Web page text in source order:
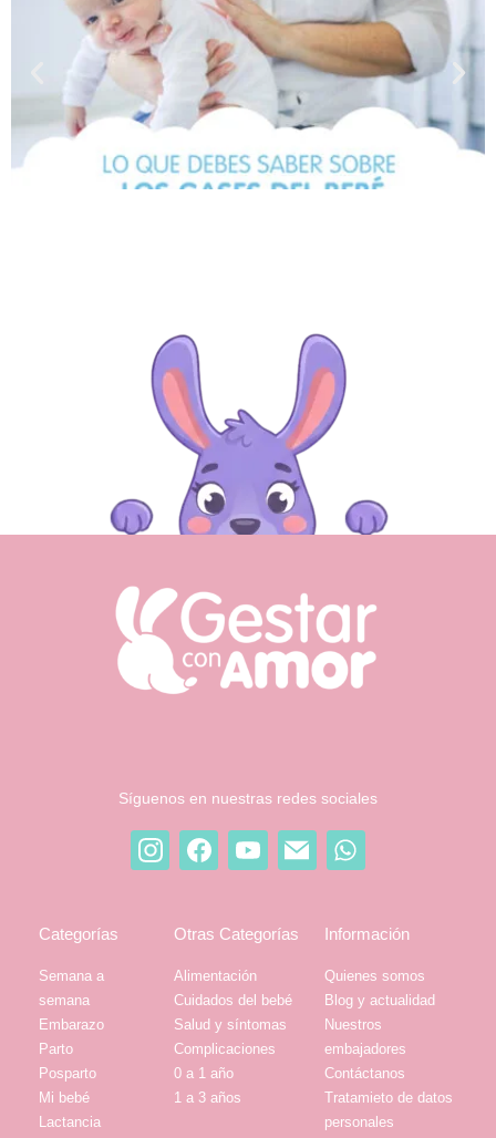
Síguenos en nuestras redes sociales
Categorías
Semana a
semana
Embarazo
Parto
Posparto
Mi bebé
Lactancia
Otras Categorías
Alimentación
Cuidados del bebé
Salud y síntomas
Complicaciones
0 a 1 año
1 a 3 años
Información
Quienes somos
Blog y actualidad
Nuestros
embajadores
Contáctanos
Tratamieto de datos
personales